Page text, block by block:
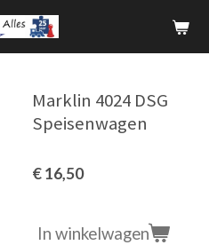
Marklin 4024 DSG
Speisenwagen
€ 16,50
In winkelwagen